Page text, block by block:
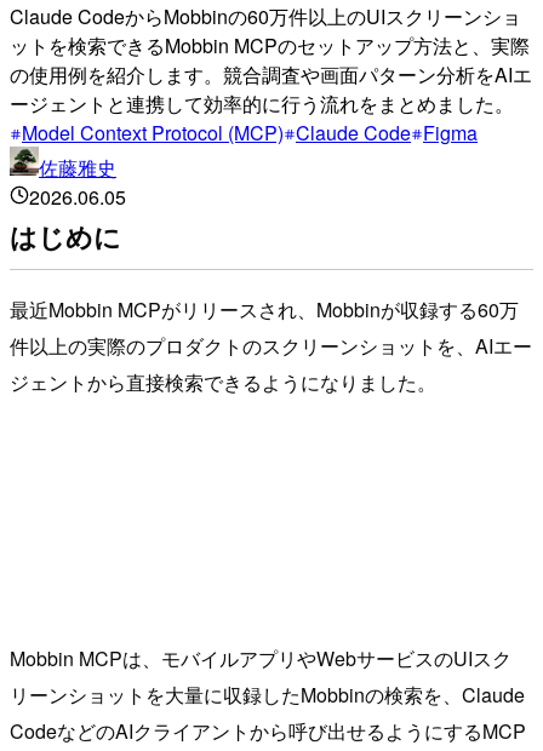
Claude CodeからMobbinの60万件以上のUIスクリーンショ
ットを検索できるMobbin MCPのセットアップ方法と、実際
の使用例を紹介します。競合調査や画面パターン分析をAIエ
ージェントと連携して効率的に行う流れをまとめました。
Model Context Protocol (MCP) Claude Code Figma
佐藤雅史
2026.06.05
はじめに
最近Mobbin MCPがリリースされ、Mobbinが収録する60万
件以上の実際のプロダクトのスクリーンショットを、AIエー
ジェントから直接検索できるようになりました。
Mobbin MCPは、モバイルアプリやWebサービスのUIスク
リーンショットを大量に収録したMobbinの検索を、Claude
CodeなどのAIクライアントから呼び出せるようにするMCP